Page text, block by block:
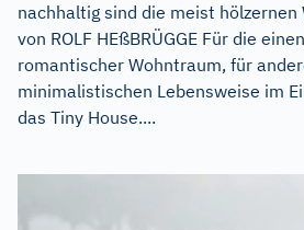
nachhaltig sind die meist hölzernen
von ROLF HEßBRÜGGE Für die
romantischer Wohntraum, für
minimalistischen Lebensweise im
das Tiny House....